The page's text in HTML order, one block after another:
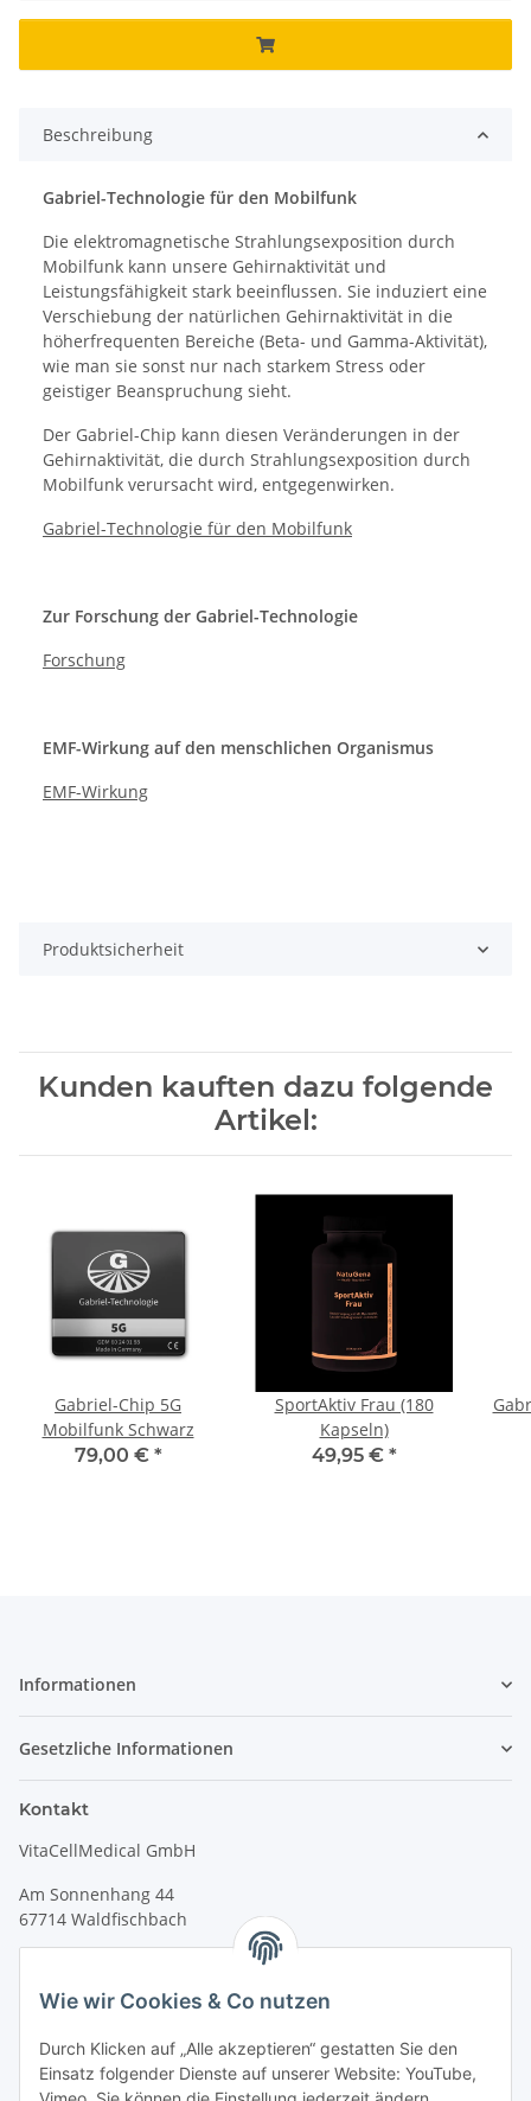
Wie wir Cookies & Co nutzen
Durch Klicken auf „Alle akzeptieren“ gestatten Sie den
Einsatz folgender Dienste auf unserer Website: YouTube,
Beschreibung
Gabriel-Technologie für den Mobilfunk
Die elektromagnetische Strahlungsexposition durch
Mobilfunk kann unsere Gehirnaktivität und
Leistungsfähigkeit stark beeinflussen. Sie induziert eine
Verschiebung der natürlichen Gehirnaktivität in die
höherfrequenten Bereiche (Beta- und Gamma-Aktivität),
wie man sie sonst nur nach starkem Stress oder
geistiger Beanspruchung sieht.
Der Gabriel-Chip kann diesen Veränderungen in der
Gehirnaktivität, die durch Strahlungsexposition durch
Mobilfunk verursacht wird, entgegenwirken.
Gabriel-Technologie für den Mobilfunk
Zur Forschung der Gabriel-Technologie
Forschung
EMF-Wirkung auf den menschlichen Organismus
EMF-Wirkung
Produktsicherheit
Kunden kauften dazu folgende
Artikel:
Gabriel-Chip 5G
Mobilfunk Schwarz
79,00 € *
SportAktiv Frau (180
Kapseln)
49,95 € *
Informationen
Gesetzliche Informationen
Kontakt
VitaCellMedical GmbH
Am Sonnenhang 44
67714 Waldfischbach
Fax+49 6333 99090 33
info@vitacellmedical.com